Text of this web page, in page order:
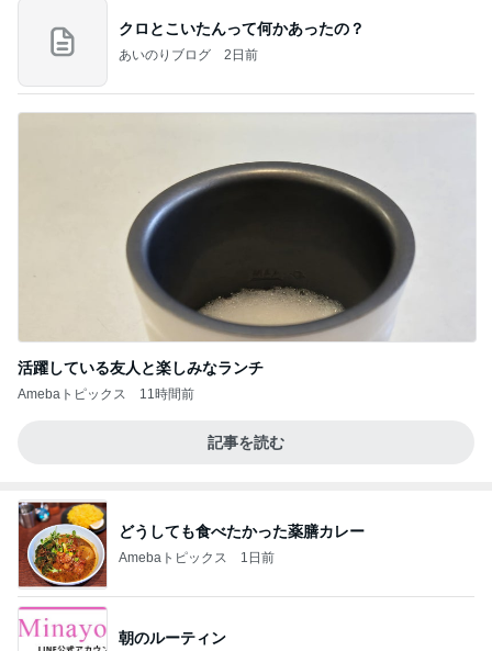
クロとこいたんって何かあったの？
あいのりブログ 2日前
活躍している友人と楽しみなランチ
Amebaトピックス 11時間前
記事を読む
どうしても食べたかった薬膳カレー
Amebaトピックス 1日前
朝のルーティン